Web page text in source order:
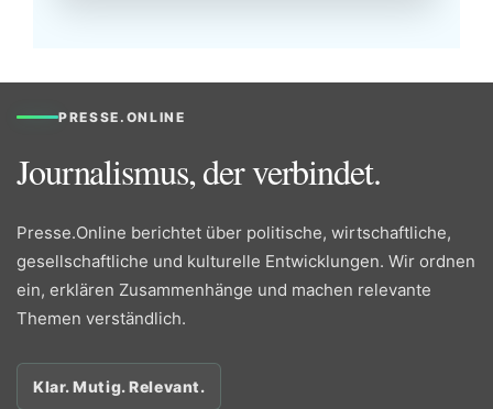
PRESSE.ONLINE
Journalismus, der verbindet.
Presse.Online berichtet über politische, wirtschaftliche,
gesellschaftliche und kulturelle Entwicklungen. Wir ordnen
ein, erklären Zusammenhänge und machen relevante
Themen verständlich.
Klar. Mutig. Relevant.